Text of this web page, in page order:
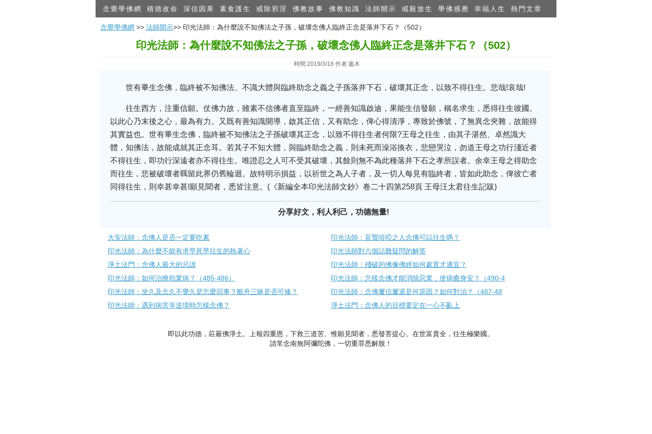
念覺學佛網 積德改命 深信因果 素食護生 戒除邪淫 佛教故事 佛教知識 法師開示 戒殺放生 學佛感應 幸福人生 熱門文章
念覺學佛網 >> 法師開示>> 印光法師：為什麼說不知佛法之子孫，破壞念佛人臨終正念是落井下石？（502）
印光法師：為什麼說不知佛法之子孫，破壞念佛人臨終正念是落井下石？（502）
時間:2019/3/18 作者:藎木
世有畢生念佛，臨終被不知佛法、不識大體與臨終助念之義之子孫落井下石，破壞其正念，以致不得往生。悲哉!哀哉!
往生西方，注重信願。仗佛力故，雖素不信佛者直至臨終，一經善知識啟迪，果能生信發願，稱名求生，悉得往生彼國。
以此心乃末後之心，最為有力。又既有善知識開導，啟其正信，又有助念，俾心得清淨，專致於佛號，了無異念夾雜，故能得
其實益也。世有畢生念佛，臨終被不知佛法之子孫破壞其正念，以致不得往生者何限?王母之往生，由其子湛然、卓然識大
體，知佛法，故能成就其正念耳。若其子不知大體，與臨終助念之義，則未死而澡浴換衣，悲戀哭泣，勿道王母之功行淺近者
不得往生，即功行深遠者亦不得往生。唯證忍之人可不受其破壞，其餘則無不為此種落井下石之孝所誤者。余幸王母之得助念
而往生，悲被破壞者羈留此界仍舊輪迴。故特明示損益，以祈世之為人子者，及一切人每見有臨終者，皆如此助念，俾彼亡者
同得往生，則幸甚幸甚!願見聞者，悉皆注意。(《新編全本印光法師文鈔》卷二十四第258頁 王母汪太君往生記跋)
分享好文，利人利己，功德無量!
大安法師：念佛人是否一定要吃素
印光法師：盲聾喑啞之人念佛可以往生嗎？
印光法師：為什麼不能有求早死早往生的執著心
印光法師對六個詰難疑問的解答
淨土法門：念佛人最大的忌諱
印光法師：殘破的佛像佛經如何處置才適宜？
印光法師：如何治療怨業病？（485-486）
印光法師：怎樣念佛才能消除惡業，使病癒身安？（490-4
印光法師：坐久及念久不覺久是怎麼回事？般舟三昧是否可修？
印光法師：念佛屢信屢退是何原因？如何對治？（487-48
印光法師：遇到病苦等逆境時怎樣念佛？
淨土法門：念佛人的目標要定在一心不亂上
即以此功德，莊嚴佛淨土。上報四重恩，下救三道苦。惟願見聞者，悉發菩提心。在世富貴全，往生極樂國。
請常念南無阿彌陀佛，一切重罪悉解脫！